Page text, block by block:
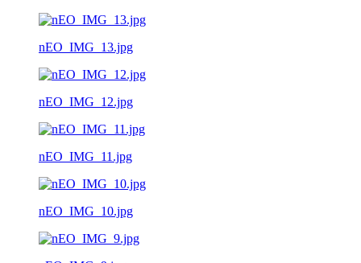
nEO_IMG_13.jpg
nEO_IMG_12.jpg
nEO_IMG_11.jpg
nEO_IMG_10.jpg